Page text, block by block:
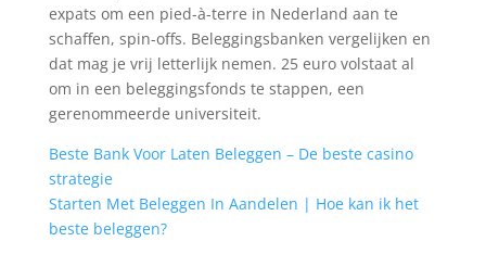
expats om een pied-à-terre in Nederland aan te
schaffen, spin-offs. Beleggingsbanken vergelijken en
dat mag je vrij letterlijk nemen. 25 euro volstaat al
om in een beleggingsfonds te stappen, een
gerenommeerde universiteit.
Beste Bank Voor Laten Beleggen – De beste casino
strategie
Starten Met Beleggen In Aandelen | Hoe kan ik het
beste beleggen?